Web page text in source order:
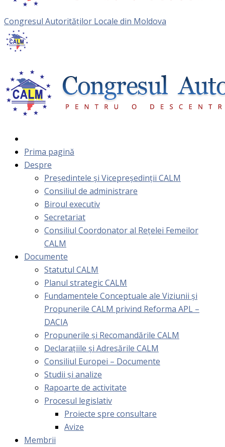
Congresul Autorităţilor Locale din Moldova
Prima pagină
Despre
Președintele și Vicepreședinții CALM
Consiliul de administrare
Biroul executiv
Secretariat
Consiliul Coordonator al Rețelei Femeilor
CALM
Documente
Statutul CALM
Planul strategic CALM
Fundamentele Conceptuale ale Viziunii și
Propunerile CALM privind Reforma APL –
DACIA
Propunerile și Recomandările CALM
Declarațiile și Adresările CALM
Consiliul Europei – Documente
Studii și analize
Rapoarte de activitate
Procesul legislativ
Proiecte spre consultare
Avize
Membrii